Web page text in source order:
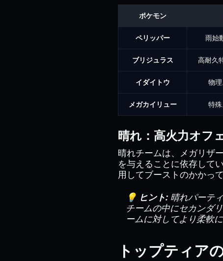
ポケモン
ペリッパー 雨始
ブリジュラス 高耐久
イダイトウ 物
メガカイリュー 特
晴れ：高火力オフ
晴れチームは、メガリザ
を与えることに依存して
用してブーストのかかっ
💡 ヒント: 晴れパーテ
チームの中にセカンダ
ームに対してより柔軟
トップティア